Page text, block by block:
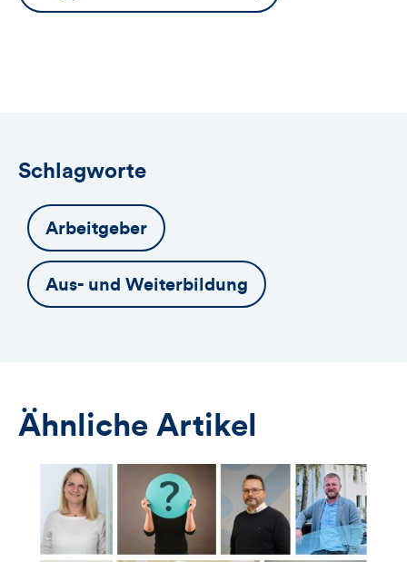
Button
Schlagworte
Arbeitgeber
Aus- und Weiterbildung
Ähnliche Artikel